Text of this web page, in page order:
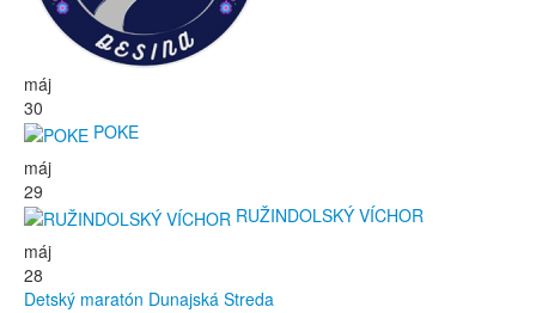
máj
30
POKE
máj
29
RUŽINDOLSKÝ VÍCHOR
máj
28
Detský maratón Dunajská Streda